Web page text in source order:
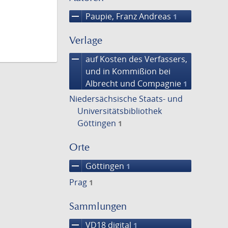
remove Paupie, Franz Andreas 1
Verlage
remove auf Kosten des Verfassers,
und in Kommißion bei
Albrecht und Compagnie 1
Niedersächsische Staats- und
Universitätsbibliothek
Göttingen 1
Orte
remove Göttingen 1
Prag 1
Sammlungen
remove VD18 digital 1